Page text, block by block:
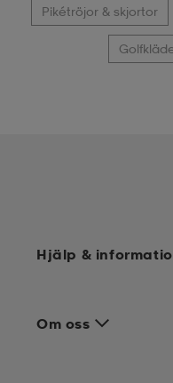
Pikétröjor & skjortor
Hjälp &
Om oss